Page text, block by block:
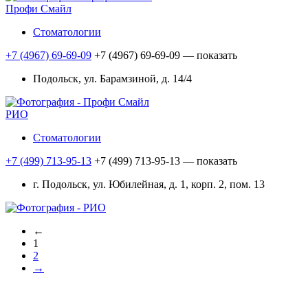
Профи Смайл
Стоматологии
+7 (4967) 69-69-09 +7 (4967) 69-69-09 — показать
Подольск, ул. Барамзиной, д. 14/4
РИО
Стоматологии
+7 (499) 713-95-13 +7 (499) 713-95-13 — показать
г. Подольск, ул. Юбилейная, д. 1, корп. 2, пом. 13
←
1
2
→